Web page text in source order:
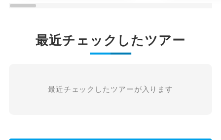
最近チェックしたツアー
最近チェックしたツアーが入ります